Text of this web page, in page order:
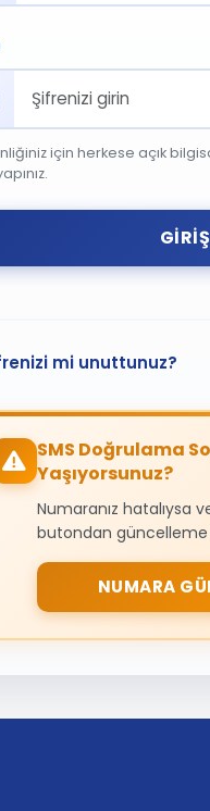
için herkese açık
mi unuttunuz?
SMS Doğrulama
Yaşıyorsunuz?
Numaranız hatalıysa
butondan güncelleme
NUMARA